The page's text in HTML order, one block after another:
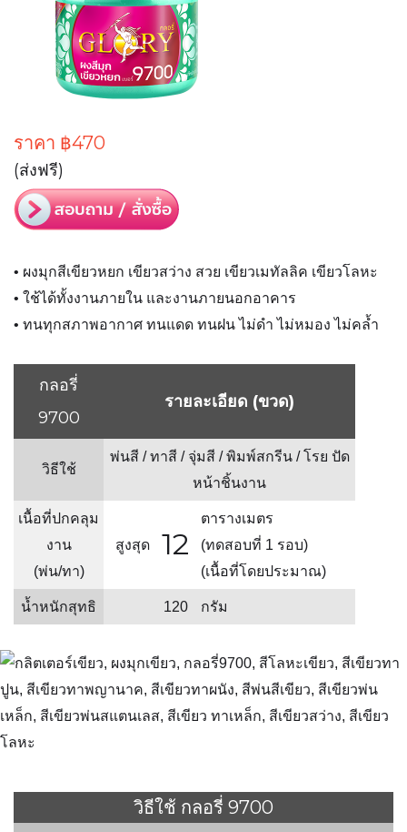
ราคา ฿470
(ส่งฟรี)
• ผงมุกสีเขียวหยก เขียวสว่าง สวย เขียวเมทัลลิค เขียวโลหะ
• ใช้ได้ทั้งงานภายใน และงานภายนอกอาคาร
• ทนทุกสภาพอากาศ ทนแดด ทนฝน ไม่ดำ ไม่หมอง ไม่คล้ำ
กลอรี่
9700
รายละเอียด (ขวด)
วิธีใช้
พ่นสี / ทาสี / จุ่มสี / พิมพ์สกรีน / โรย ปัด
หน้าชิ้นงาน
เนื้อที่ปกคลุม
งาน
(พ่น/ทา)
สูงสุด 12
ตารางเมตร
(ทดสอบที่ 1 รอบ)
(เนื้อที่โดยประมาณ)
น้ำหนักสุทธิ 120 กรัม
วิธีใช้ กลอรี่ 9700